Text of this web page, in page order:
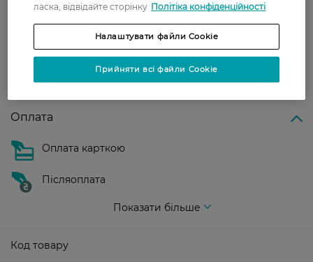
Вартість доставки - 79 грн, безкоштовна
доставка від - 599 грн
Забрати сьогодні в магазині Watsons
Вартість доставки - 0 грн
Оплата
Оплата карткою
Післяоплата
Показати більше
Код товару
ласка, відвідайте сторінку Політіка конфіденційності
Налаштувати файли Cookie
Прийняти всі файли Cookie